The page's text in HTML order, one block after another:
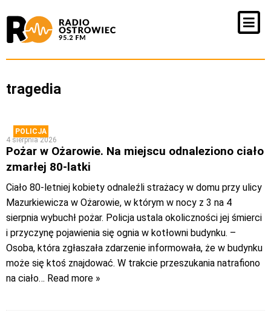
tragedia
POLICJA
4 sierpnia 2026
Pożar w Ożarowie. Na miejscu odnaleziono ciało
zmarłej 80-latki
Ciało 80-letniej kobiety odnaleźli strażacy w domu przy ulicy
Mazurkiewicza w Ożarowie, w którym w nocy z 3 na 4
sierpnia wybuchł pożar. Policja ustala okoliczności jej śmierci
i przyczynę pojawienia się ognia w kotłowni budynku. –
Osoba, która zgłaszała zdarzenie informowała, że w budynku
może się ktoś znajdować. W trakcie przeszukania natrafiono
na ciało… Read more »